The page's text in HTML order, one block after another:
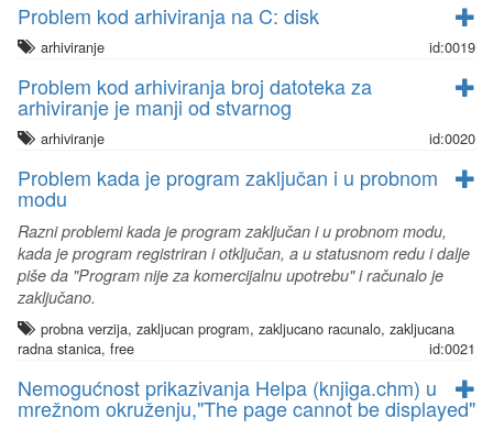
Problem kod arhiviranja na C: disk
arhiviranje id:0019
Problem kod arhiviranja broj datoteka za
arhiviranje je manji od stvarnog
arhiviranje id:0020
Problem kada je program zaključan i u probnom
modu
Razni problemi kada je program zaključan i u probnom modu,
kada je program registriran i otključan, a u statusnom redu i dalje
piše da "Program nije za komercijalnu upotrebu" i računalo je
zaključano.
probna verzija, zakljucan program, zakljucano racunalo, zakljucana
radna stanica, free
id:0021
Nemogućnost prikazivanja Helpa (knjiga.chm) u
mrežnom okruženju,"The page cannot be displayed"